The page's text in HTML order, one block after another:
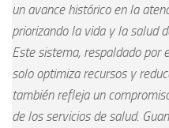
un avance histórico en la
priorizando la vida y la salud
Este sistema, respaldado por
solo optimiza recursos y
también refleja un
de los servicios de salud.